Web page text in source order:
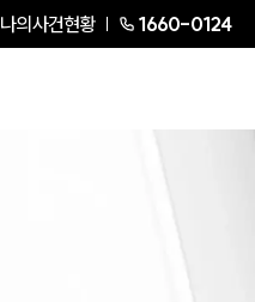
나의사건현황 1660-0124